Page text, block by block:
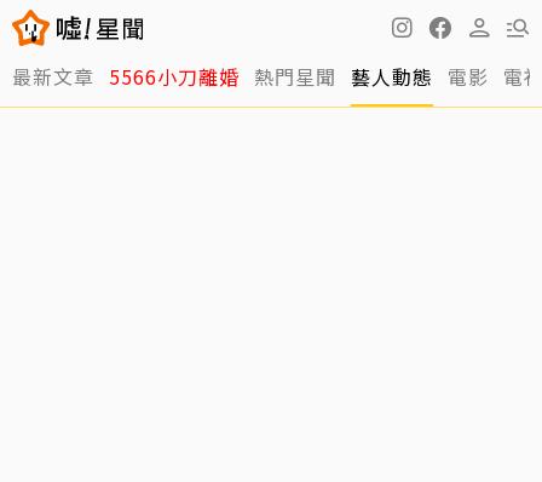
最新文章 5566小刀離婚 熱門星聞 藝人動態 電影 電